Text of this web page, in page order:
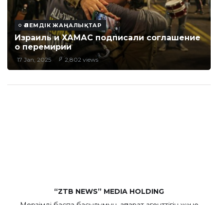
ӘЛЕМДІК ЖАҢАЛЫҚТАР
Израиль и ХАМАС подписали соглашение
о перемирии
17 Jan, 2025 2,802 views
“ZTB NEWS” MEDIA HOLDING